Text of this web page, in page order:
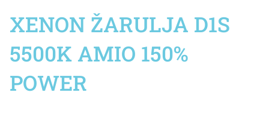
XENON ŽARULJA D1S
5500K AMIO 150%
POWER